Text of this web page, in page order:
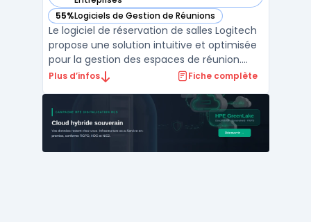
55%Logiciels de Gestion de Réunions
— voir Logitech dans cette catégorie
Le logiciel de réservation de salles Logitech
propose une solution intuitive et optimisée
pour la gestion des espaces de réunion.
Conçu pour répondre aux besoins des
aux équipes de planifier et de gérer
efficacement leurs réservations de salles,
contribuant a ...
Plus d’infos Fiche complète